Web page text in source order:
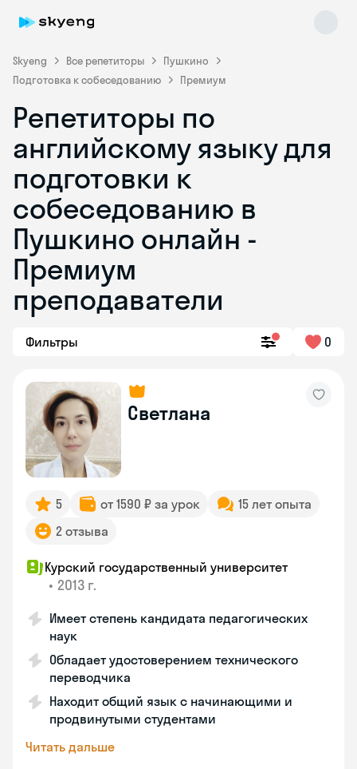
Skyeng Все репетиторы
Пушкино
Подготовка к собеседованию
Премиум
Репетиторы по
английскому языку для
подготовки к
собеседованию в
Пушкино онлайн -
Премиум
преподаватели
Фильтры 0
Светлана
5 от 1590 ₽ за урок
15 лет опыта
2 отзыва
Курский государственный университет
• 2013 г.
Имеет степень кандидата педагогических
наук
Обладает удостоверением технического
переводчика
Находит общий язык с начинающими и
продвинутыми студентами
Читать дальше
Skyeng Chat